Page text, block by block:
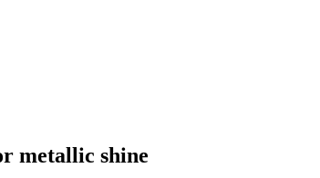
metallic shine